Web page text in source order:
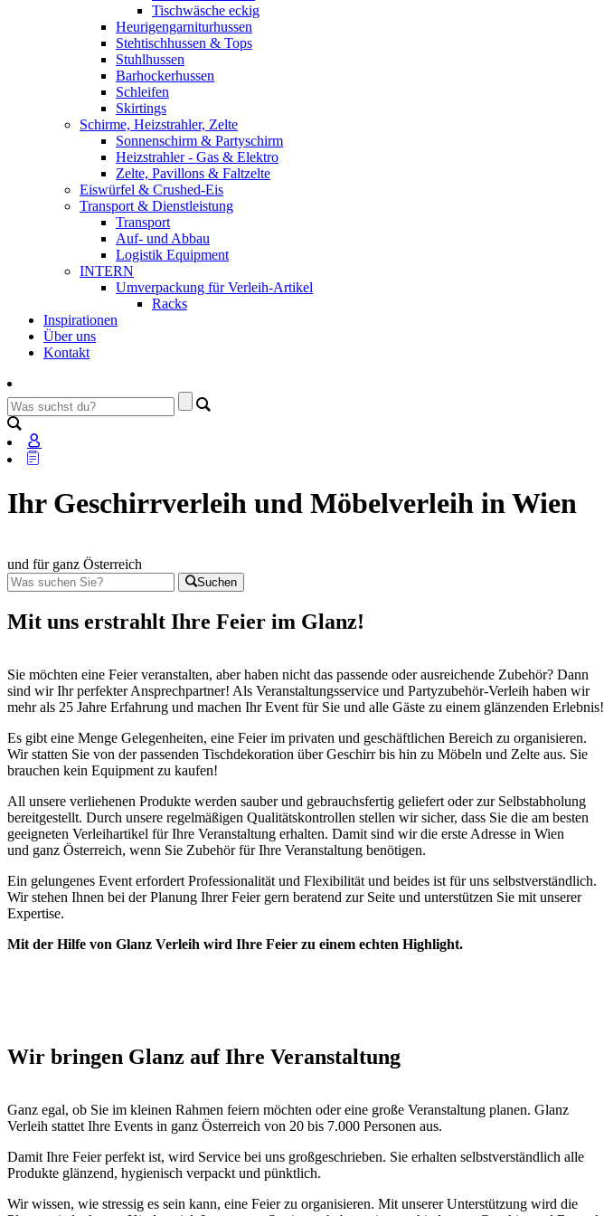
Tischwäsche eckig
Heurigengarniturhussen
Stehtischhussen & Tops
Stuhlhussen
Barhockerhussen
Schleifen
Skirtings
Schirme, Heizstrahler, Zelte
Sonnenschirm & Partyschirm
Heizstrahler - Gas & Elektro
Zelte, Pavillons & Faltzelte
Eiswürfel & Crushed-Eis
Transport & Dienstleistung
Transport
Auf- und Abbau
Logistik Equipment
INTERN
Umverpackung für Verleih-Artikel
Racks
Inspirationen
Über uns
Kontakt
Ihr Geschirrverleih und Möbelverleih in Wien
und für ganz Österreich
Suchen
Mit uns erstrahlt Ihre Feier im Glanz!
Sie möchten eine Feier veranstalten, aber haben nicht das passende oder ausreichende Zubehör? Dann
sind wir Ihr perfekter Ansprechpartner! Als Veranstaltungsservice und Partyzubehör-Verleih haben wir
mehr als 25 Jahre Erfahrung und machen Ihr Event für Sie und alle Gäste zu einem glänzenden Erlebnis!
Es gibt eine Menge Gelegenheiten, eine Feier im privaten und geschäftlichen Bereich zu organisieren.
Wir statten Sie von der passenden Tischdekoration über Geschirr bis hin zu Möbeln und Zelte aus. Sie
brauchen kein Equipment zu kaufen!
All unsere verliehenen Produkte werden sauber und gebrauchsfertig geliefert oder zur Selbstabholung
bereitgestellt. Durch unsere regelmäßigen Qualitätskontrollen stellen wir sicher, dass Sie die am besten
geeigneten Verleihartikel für Ihre Veranstaltung erhalten. Damit sind wir die erste Adresse in Wien
und ganz Österreich, wenn Sie Zubehör für Ihre Veranstaltung benötigen.
Ein gelungenes Event erfordert Professionalität und Flexibilität und beides ist für uns selbstverständlich.
Wir stehen Ihnen bei der Planung Ihrer Feier gern beratend zur Seite und unterstützen Sie mit unserer
Expertise.
Mit der Hilfe von Glanz Verleih wird Ihre Feier zu einem echten Highlight.
Wir bringen Glanz auf Ihre Veranstaltung
Ganz egal, ob Sie im kleinen Rahmen feiern möchten oder eine große Veranstaltung planen. Glanz
Verleih stattet Ihre Events in ganz Österreich von 20 bis 7.000 Personen aus.
Damit Ihre Feier perfekt ist, wird Service bei uns großgeschrieben. Sie erhalten selbstverständlich alle
Produkte glänzend, hygienisch verpackt und pünktlich.
Wir wissen, wie stressig es sein kann, eine Feier zu organisieren. Mit unserer Unterstützung wird die